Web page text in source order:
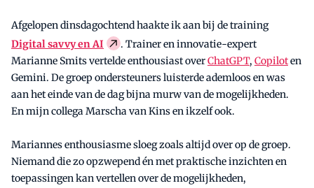
Afgelopen dinsdagochtend haakte ik aan bij de training
Digital savvy en AI
. Trainer en innovatie-expert
Marianne Smits vertelde enthousiast overChatGPT, Copiloten
Gemini. De groep ondersteuners luisterde ademloos en was
aan het einde van de dag bijna murw van de mogelijkheden.
En mijn collega Marscha van Kins en ikzelf ook.
Mariannes enthousiasme sloeg zoals altijd over op de groep.
Niemand die zo opzwepend én met praktische inzichten en
toepassingen kan vertellen over de mogelijkheden,